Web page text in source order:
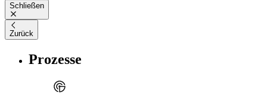
Schließen
Zurück
Prozesse